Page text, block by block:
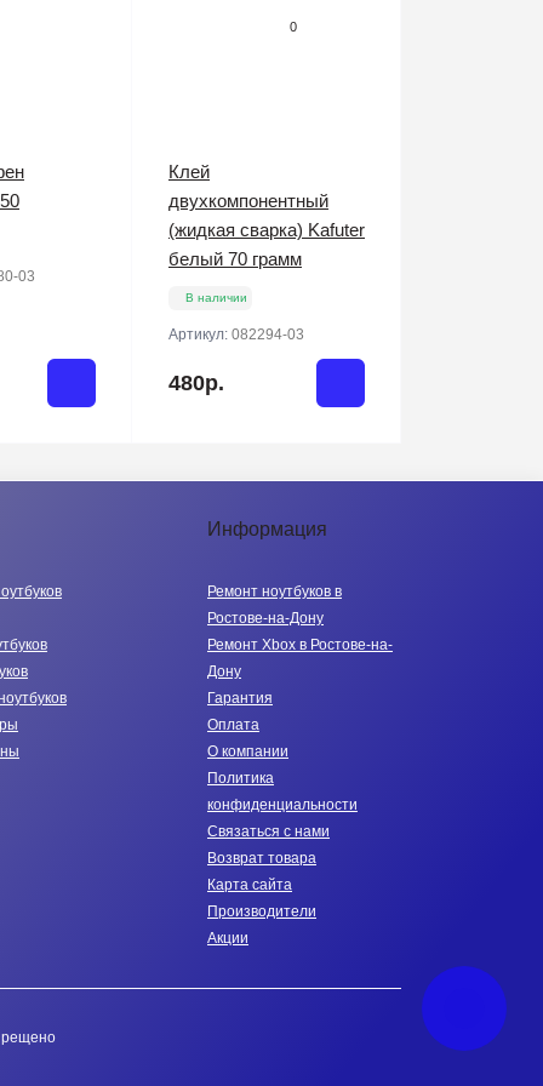
03
0
Клей
двухкомпонентный
(жидкая сварка) Kafuter
белый 70 грамм
В наличии
Артикул: 082294-03
480р.
Информация
Ремонт ноутбуков в
Ростове-на-Дону
Ремонт Xbox в Ростове-на-
Дону
Гарантия
Оплата
О компании
Политика
конфиденциальности
Связаться с нами
Возврат товара
Карта сайта
Производители
Акции